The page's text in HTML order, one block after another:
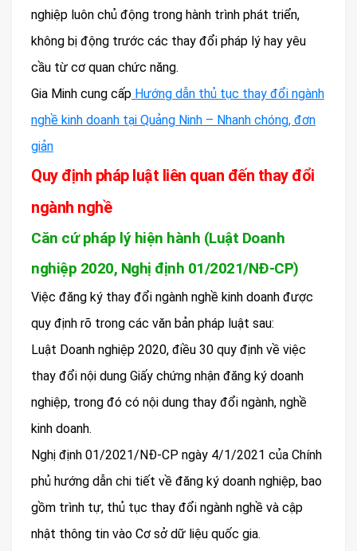
nghiệp luôn chủ động trong hành trình phát triển,
không bị động trước các thay đổi pháp lý hay yêu
cầu từ cơ quan chức năng.
Gia Minh cung cấp Hướng dẫn thủ tục thay đổi ngành
nghề kinh doanh tại Quảng Ninh – Nhanh chóng, đơn
giản
Quy định pháp luật liên quan đến thay đổi
ngành nghề
Căn cứ pháp lý hiện hành (Luật Doanh
nghiệp 2020, Nghị định 01/2021/NĐ-CP)
Việc đăng ký thay đổi ngành nghề kinh doanh được
quy định rõ trong các văn bản pháp luật sau:
Luật Doanh nghiệp 2020, điều 30 quy định về việc
thay đổi nội dung Giấy chứng nhận đăng ký doanh
nghiệp, trong đó có nội dung thay đổi ngành, nghề
kinh doanh.
Nghị định 01/2021/NĐ-CP ngày 4/1/2021 của Chính
phủ hướng dẫn chi tiết về đăng ký doanh nghiệp, bao
gồm trình tự, thủ tục thay đổi ngành nghề và cập
nhật thông tin vào Cơ sở dữ liệu quốc gia.